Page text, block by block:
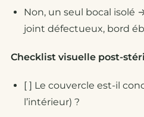
Non, un seul bocal isolé
joint défectueux, bord
Checklist visuelle post-
[ ] Le couvercle est-il
l’intérieur) ?